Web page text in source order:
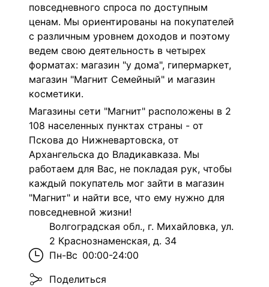
повседневного спроса по доступным
ценам. Мы ориентированы на покупателей
с различным уровнем доходов и поэтому
ведем свою деятельность в четырех
форматах: магазин "у дома", гипермаркет,
магазин "Магнит Семейный" и магазин
косметики.
Магазины сети "Магнит" расположены в 2
108 населенных пунктах страны - от
Пскова до Нижневартовска, от
Архангельска до Владикавказа. Мы
работаем для Вас, не покладая рук, чтобы
каждый покупатель мог зайти в магазин
"Магнит" и найти все, что ему нужно для
повседневной жизни!
Волгоградская обл., г. Михайловка, ул.
2 Краснознаменская, д. 34
Пн-Вс 00:00-24:00
Поделиться